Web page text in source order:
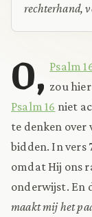
rechterhand,
O, Psalm
zou
Psalm 16 niet
te denken over
bidden. In vers
omdat Hij ons
onderwijst. En
maakt mij het